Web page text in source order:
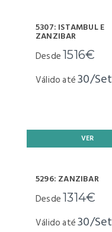
5307: ISTAMBUL E
ZANZIBAR
Desde1516€
Válido até30/Set
VER
5296: ZANZIBAR
Desde1314€
Válido até30/Set